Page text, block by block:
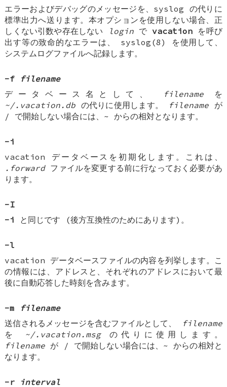
エラーおよびデバッグのメッセージを、syslog の代りに
標準出力へ送ります。本オプションを使用しない場合、正
しくない引数や存在しない
loginでvacation を呼び
出す等の致命的なエラーは、 syslog(8) を使用して、
システムログファイルへ記録します。
-f
filename
データベース名として、
filename を
~/.vacation.db の代りに使用します。 filename が
/ で開始しない場合には、~ からの相対となります。
-i
vacation データベースを初期化します。これは、
.forwardファイルを変更する前に行なっておく必要があ
ります。
-I
-i
と同じです (後方互換性のためにあります)。
-l
vacation データベースファイルの内容を列挙します。こ
の情報には、アドレスと、それぞれのアドレスにおいて最
後に自動応答した時刻を含みます。
-m
filename
送信されるメッセージを含むファイルとして、
filename
を ~/.vacation.msgの代りに使用します。
filename が / で開始しない場合には、~ からの相対と
なります。
-r interval